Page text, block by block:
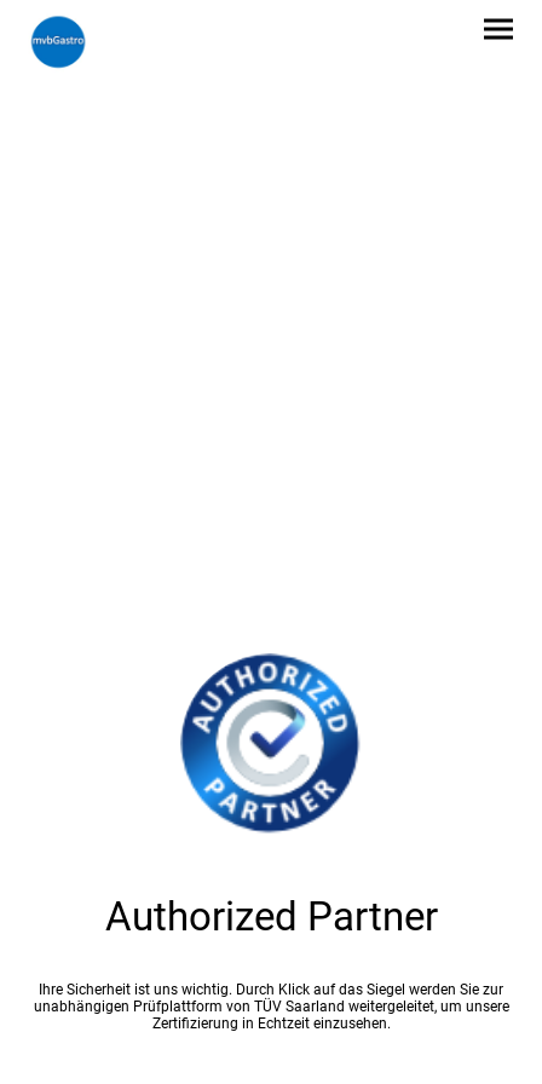
Authorized Partner
Ihre Sicherheit ist uns wichtig. Durch Klick auf das Siegel werden Sie zur
unabhängigen Prüfplattform von TÜV Saarland weitergeleitet, um unsere
Zertifizierung in Echtzeit einzusehen.